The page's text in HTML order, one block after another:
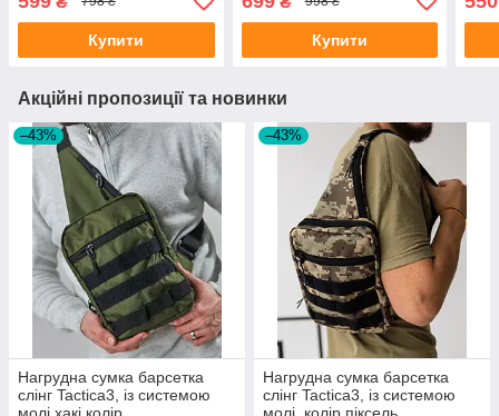
Купити Купити
Акційні пропозиції та новинки
–43%
Нагрудна сумка барсетка
слінг Tactica3, із системою
молі хакі колір
–43%
Нагрудна сумка барсетка
слінг Tactica3, із системою
молі, колір піксель